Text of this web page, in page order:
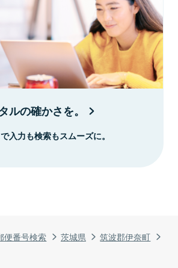
便番号検索 茨城県
筑波郡伊奈町
ルの確かさを。
入力も検索もスムーズに。